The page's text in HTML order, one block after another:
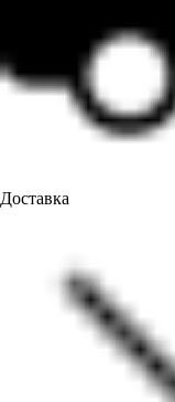
Доставка